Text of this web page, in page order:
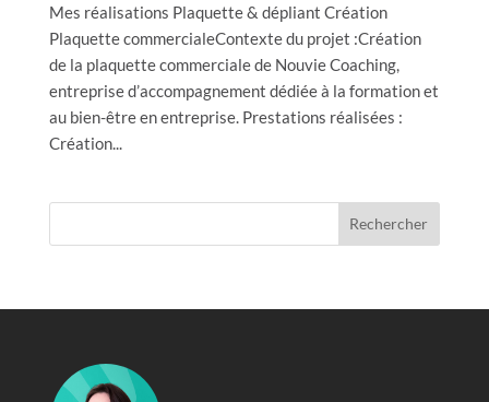
Mes réalisations Plaquette & dépliant Création
Plaquette commercialeContexte du projet :Création
de la plaquette commerciale de Nouvie Coaching,
entreprise d’accompagnement dédiée à la formation et
au bien-être en entreprise. Prestations réalisées :
Création...